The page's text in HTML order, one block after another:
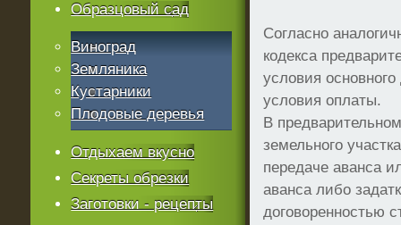
Согласно
кодекса
условия
условия оплаты.
В
земельного
передаче аванса
аванса либо
договоренностью
Образцовый сад
Виноград
Земляника
Кустарники
Плодовые деревья
Отдыхаем вкусно
Секреты обрезки
Заготовки - рецепты